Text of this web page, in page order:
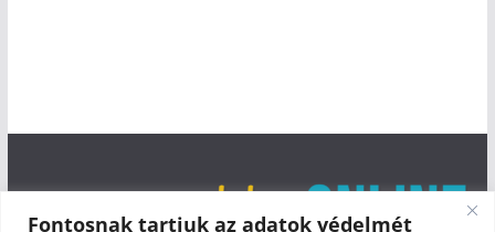
Fontosnak tartjuk az adatok védelmét